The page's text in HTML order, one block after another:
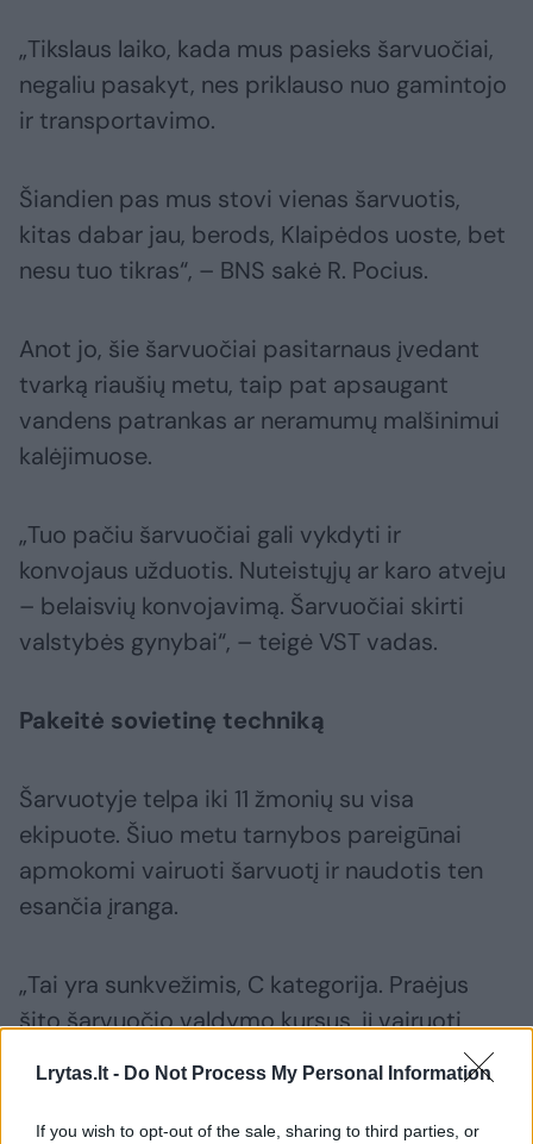
Lrytas.lt - Do Not Process My Personal Information
If you wish to opt-out of the sale, sharing to third parties, or
„Tikslaus laiko, kada mus pasieks šarvuočiai,
negaliu pasakyt, nes priklauso nuo gamintojo
ir transportavimo.
Šiandien pas mus stovi vienas šarvuotis,
kitas dabar jau, berods, Klaipėdos uoste, bet
nesu tuo tikras“, – BNS sakė R. Pocius.
Anot jo, šie šarvuočiai pasitarnaus įvedant
tvarką riaušių metu, taip pat apsaugant
vandens patrankas ar neramumų malšinimui
kalėjimuose.
„Tuo pačiu šarvuočiai gali vykdyti ir
konvojaus užduotis. Nuteistųjų ar karo atveju
– belaisvių konvojavimą. Šarvuočiai skirti
valstybės gynybai“, – teigė VST vadas.
Pakeitė sovietinę techniką
Šarvuotyje telpa iki 11 žmonių su visa
ekipuote. Šiuo metu tarnybos pareigūnai
apmokomi vairuoti šarvuotį ir naudotis ten
esančia įranga.
„Tai yra sunkvežimis, C kategorija. Praėjus
šito šarvuočio valdymo kursus, jį vairuoti
kategoriją.